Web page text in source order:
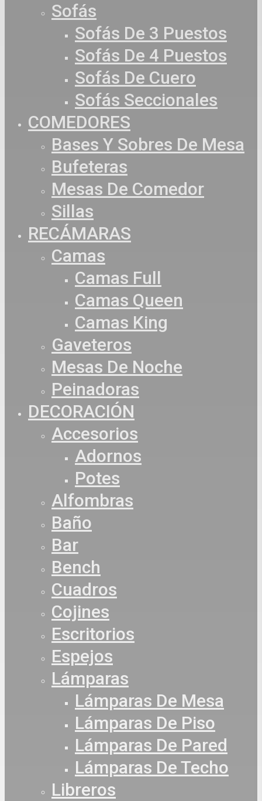
Sofás
Sofás De 3 Puestos
Sofás De 4 Puestos
Sofás De Cuero
Sofás Seccionales
COMEDORES
Bases Y Sobres De Mesa
Bufeteras
Mesas De Comedor
Sillas
RECÁMARAS
Camas
Camas Full
Camas Queen
Camas King
Gaveteros
Mesas De Noche
Peinadoras
DECORACIÓN
Accesorios
Adornos
Potes
Alfombras
Baño
Bar
Bench
Cuadros
Cojines
Escritorios
Espejos
Lámparas
Lámparas De Mesa
Lámparas De Piso
Lámparas De Pared
Lámparas De Techo
Libreros